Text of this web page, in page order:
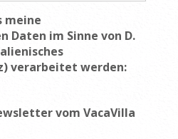
meine
Daten im Sinne von D.
verarbeitet werden:
vom VacaVilla